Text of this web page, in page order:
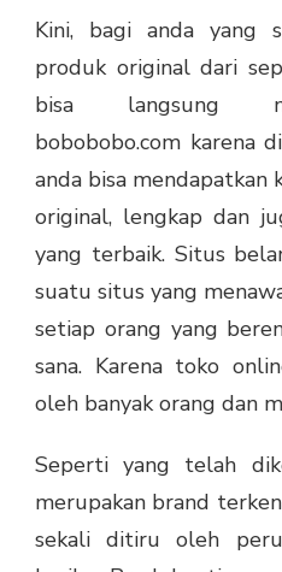
Kini, bagi anda yang
produk original dari
bisa langsung
bobobobo.com karena
anda bisa
original, lengkap dan
yang terbaik. Situs
suatu situs yang
setiap orang yang
sana. Karena toko
oleh banyak orang dan
Seperti yang telah
merupakan brand
sekali ditiru oleh